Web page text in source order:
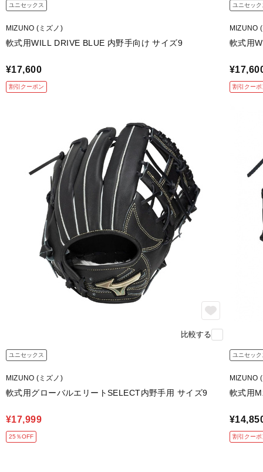
ユニセックス
MIZUNO (ミズノ)
軟式用WILL DRIVE BLUE 内野手向け サイズ9
¥17,600
割引クーポン
ユニセック
MIZUNO
軟式用
割引クーポ
比較する
ユニセックス
MIZUNO (ミズノ)
軟式用グローバルエリートSELECT内野手用 サイズ9
¥17,999
25％OFF
ユニセック
MIZUNO
軟式用
割引クーポ